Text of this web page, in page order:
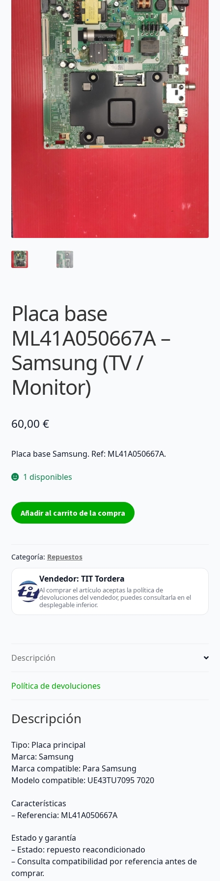
Placa base
ML41A050667A –
Samsung (TV /
Monitor)
60,00 €
Placa base Samsung. Ref: ML41A050667A.
1 disponibles
Placa
base
Samsung
(TV
Monitor)
cantidad
Añadir al carrito de la compra
Categoría: Repuestos
Vendedor: TIT Tordera
Al comprar el artículo aceptas la política de
devoluciones del vendedor, puedes consultarla en el
desplegable inferior.
Descripción
Política de devoluciones
Descripción
Tipo: Placa principal
Marca: Samsung
Marca compatible: Para Samsung
Modelo compatible: UE43TU7095 7020
Características
– Referencia: ML41A050667A
Estado y garantía
– Estado: repuesto reacondicionado
– Consulta compatibilidad por referencia antes de
comprar.